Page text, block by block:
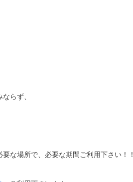
らず、
な場所で、必要な期間ご利用下さい！！